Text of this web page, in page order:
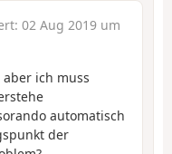
02 Aug 2019 um
ich muss
automatisch
der